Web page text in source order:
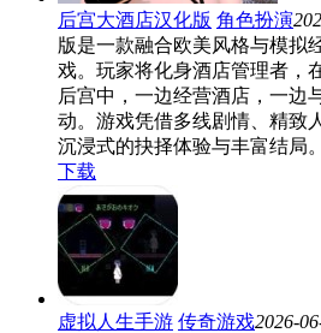
后宫大酒店汉化版 角色扮演
版是一款融合欧美风格与模拟
戏。玩家将化身酒店管理者，
后宫中，一边经营酒店，一边
动。游戏凭借多线剧情、精致
沉浸式的抉择体验与丰富结局。
下载
虚拟人生手游 传奇游戏2026-